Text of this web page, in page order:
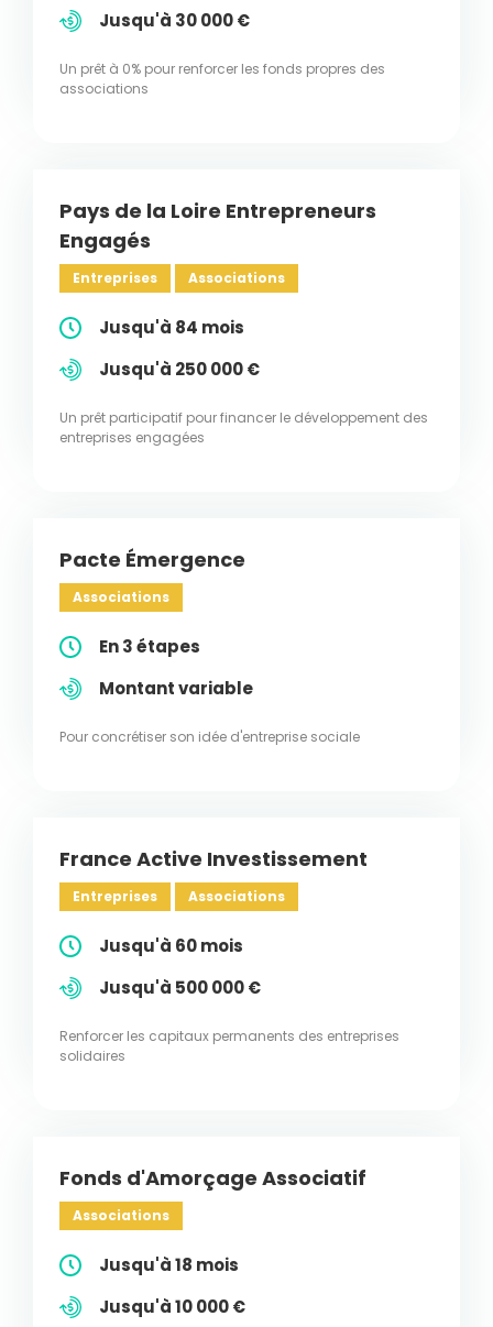
Jusqu'à 30 000 €
Un prêt à 0% pour renforcer les fonds propres des
associations
Pays de la Loire Entrepreneurs
Engagés
Entreprises Associations
Jusqu'à 84 mois
Jusqu'à 250 000 €
Un prêt participatif pour financer le développement des
entreprises engagées
Pacte Émergence
Associations
En 3 étapes
Montant variable
Pour concrétiser son idée d'entreprise sociale
France Active Investissement
Entreprises Associations
Jusqu'à 60 mois
Jusqu'à 500 000 €
Renforcer les capitaux permanents des entreprises
solidaires
Fonds d'Amorçage Associatif
Associations
Jusqu'à 18 mois
Jusqu'à 10 000 €